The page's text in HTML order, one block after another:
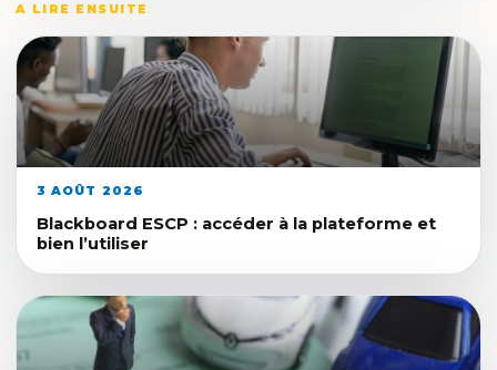
A LIRE ENSUITE
3 AOÛT 2026
Blackboard ESCP : accéder à la plateforme et
bien l’utiliser